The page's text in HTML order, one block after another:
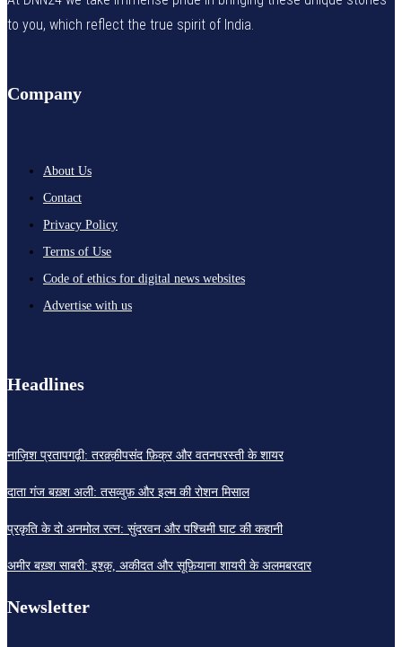
to you, which reflect the true spirit of India.
Company
About Us
Contact
Privacy Policy
Terms of Use
Code of ethics for digital news websites
Advertise with us
Headlines
नाज़िश प्रतापगढ़ी: तरक़्क़ीपसंद फ़िक्र और वतनपरस्ती के शायर
दाता गंज बख़्श अली: तसव्वुफ़ और इल्म की रोशन मिसाल
प्रकृति के दो अनमोल रत्न: सुंदरवन और पश्चिमी घाट की कहानी
अमीर बख़्श साबरी: इश्क़, अकीदत और सूफ़ियाना शायरी के अलमबरदार
Newsletter